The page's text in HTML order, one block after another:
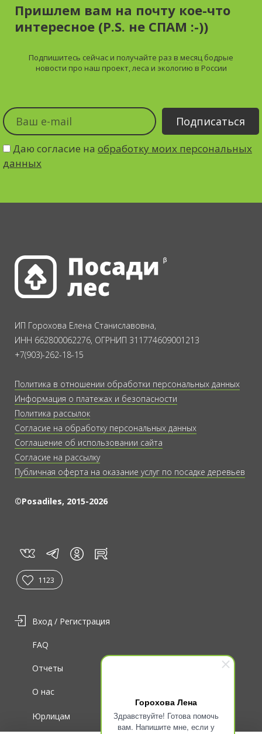
Горохова Лена
Здравствуйте! Готова помочь
вам. Напишите мне, если у
Пришлем вам на почту кое-что
интересное (P.S. не СПАМ :-))
Подпишитесь сейчас и получайте раз в месяц бодрые
новости про наш проект, леса и экологию в России
Даю согласие на обработку моих персональных
данных
ИП Горохова Елена Станиславовна,
ИНН 662800062276, ОГРНИП 311774609001213
+7(903)-262-18-15
Политика в отношении обработки персональных данных
Информация о платежах и безопасности
Политика рассылок
Согласие на обработку персональных данных
Соглашение об использовании сайта
Согласие на рассылку
Публичная оферта на оказание услуг по посадке деревьев
©Posadiles, 2015-2026
vk tg in rt
1123
Вход / Регистрация
Юрлицам
О нас
Отчеты
FAQ